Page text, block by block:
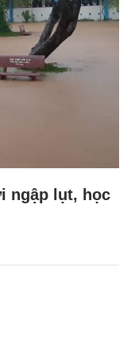
ngập lụt, học